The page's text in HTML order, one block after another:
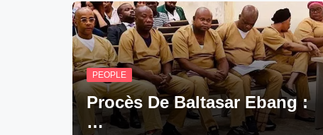
PEOPLE
Procès De Baltasar Ebang :
…